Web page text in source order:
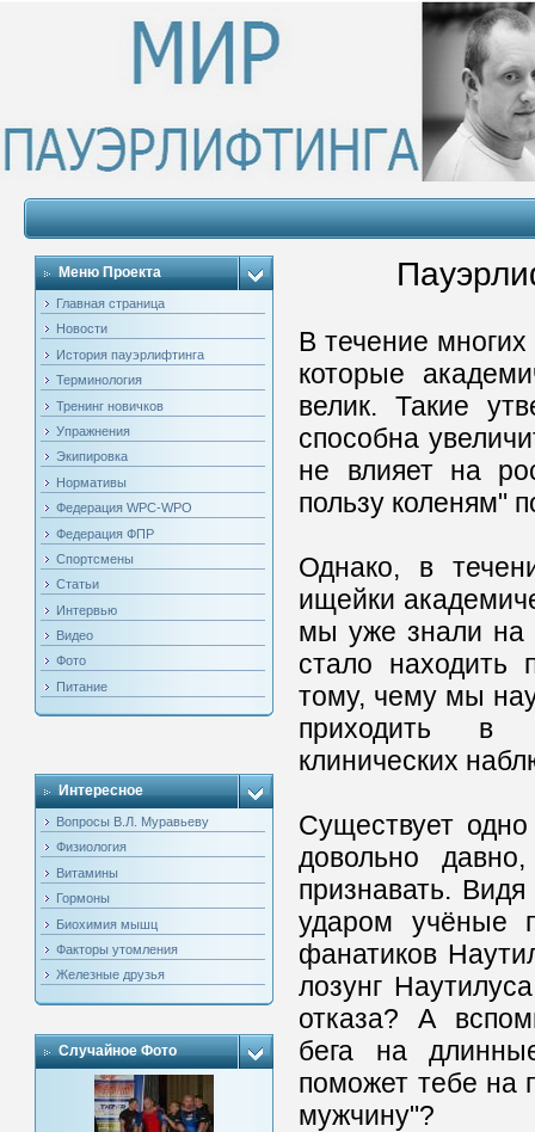
Меню Проекта
Главная страница
Новости
История пауэрлифтинга
Терминология
Тренинг новичков
Упражнения
Экипировка
Нормативы
Федерация WPC-WPO
Федерация ФПР
Спортсмены
Статьи
Интервью
Видео
Фото
Питание
Интересное
Вопросы В.Л. Муравьеву
Физиология
Витамины
Гормоны
Биохимия мышц
Факторы утомления
Железные друзья
Случайное Фото
В течение
которые
велик. Такие
способна
не влияет на
пользу коленям"
Однако, в
ищейки
мы уже знали на
стало находить
тому, чему мы
приходить в
клинических
Существует
довольно
признавать.
ударом учёные
фанатиков
лозунг
отказа? А
бега на
поможет тебе на
мужчину"?